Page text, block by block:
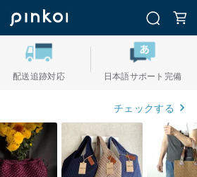
配送追跡対応 日本語サポート完備
チェックする